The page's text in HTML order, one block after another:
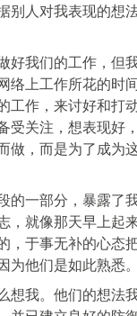
别人对我表现的想
好我们的工作，但
络上工作所花的时
工作，来讨好和打
受关注，想表现好
做，而是为了成为
的一部分，暴露了
，就像那天早上起
，于事无补的心态
为他们是如此熟悉。
想我。他们的想法